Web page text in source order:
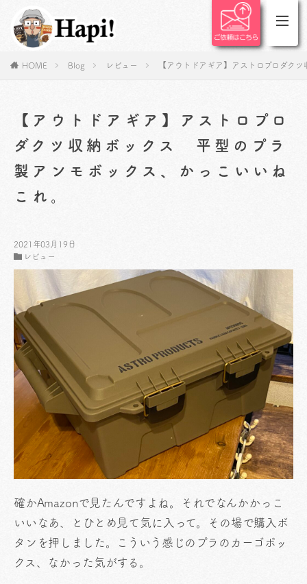
HOME Blog レビュー 【アウトドアギア】アストロプロダク
【アウトドアギア】アストロプロ
ダクツ収納ボックス 平型のプラ
製アンモボックス、かっこいいね
これ。
2021年03月19日
レビュー
確かAmazonで見たんですよね。それでなんかかっこ
いいなあ、とひとめ見て気に入って。その場で購入ボ
タンを押しました。こういう感じのプラのカーゴボッ
クス、なかった気がする。